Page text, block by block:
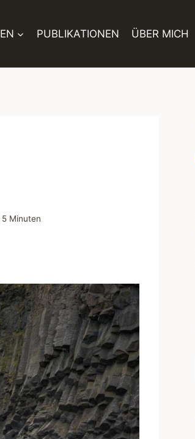
PUBLIKATIONEN ÜBER MICH
5 Minuten